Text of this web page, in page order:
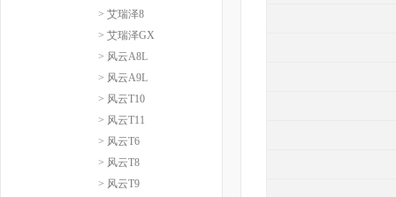
> 艾瑞泽8
> 艾瑞泽GX
> 风云A8L
> 风云A9L
> 风云T10
> 风云T11
> 风云T6
> 风云T8
> 风云T9